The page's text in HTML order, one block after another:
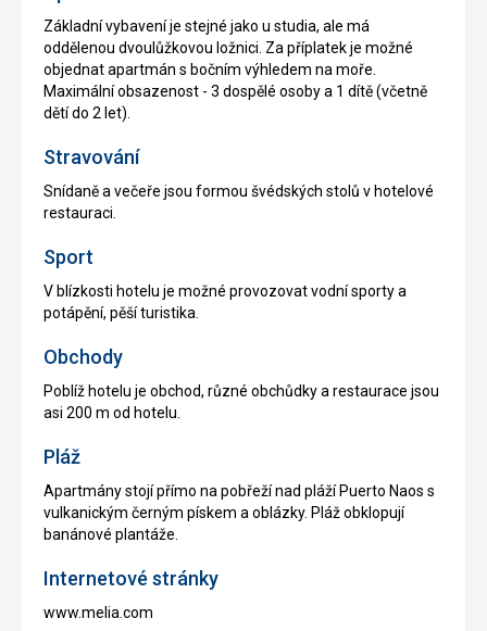
Základní vybavení je stejné jako u studia, ale má
oddělenou dvoulůžkovou ložnici. Za příplatek je možné
objednat apartmán s bočním výhledem na moře.
Maximální obsazenost - 3 dospělé osoby a 1 dítě (včetně
dětí do 2 let).
Stravování
Snídaně a večeře jsou formou švédských stolů v hotelové
restauraci.
Sport
V blízkosti hotelu je možné provozovat vodní sporty a
potápění, pěší turistika.
Obchody
Poblíž hotelu je obchod, různé obchůdky a restaurace jsou
asi 200 m od hotelu.
Pláž
Apartmány stojí přímo na pobřeží nad pláží Puerto Naos s
vulkanickým černým pískem a oblázky. Pláž obklopují
banánové plantáže.
Internetové stránky
www.melia.com